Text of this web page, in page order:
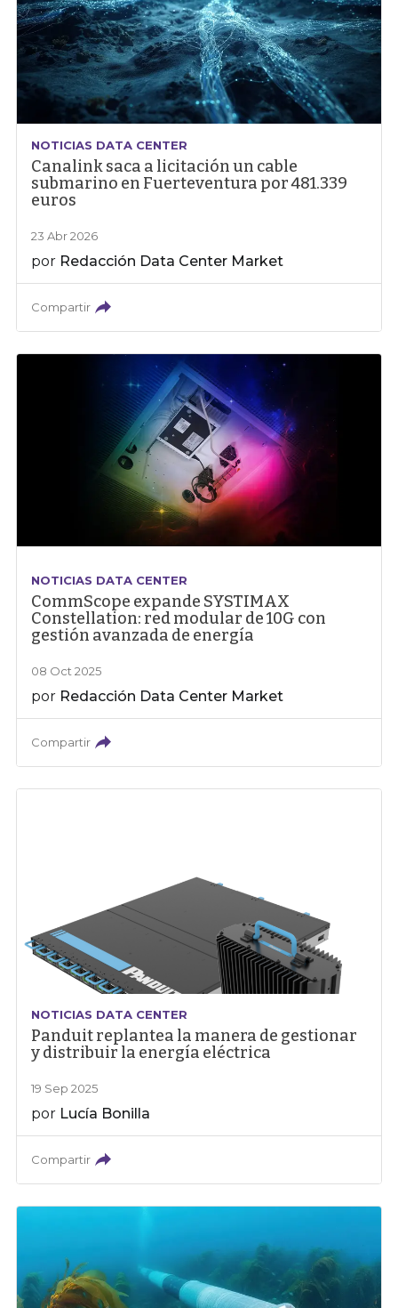
NOTICIAS DATA CENTER
Canalink saca a licitación un cable
submarino en Fuerteventura por 481.339
euros
23 Abr 2026
por Redacción Data Center Market
Compartir
NOTICIAS DATA CENTER
CommScope expande SYSTIMAX
Constellation: red modular de 10G con
gestión avanzada de energía
08 Oct 2025
por Redacción Data Center Market
Compartir
NOTICIAS DATA CENTER
Panduit replantea la manera de gestionar
y distribuir la energía eléctrica
19 Sep 2025
por Lucía Bonilla
Compartir